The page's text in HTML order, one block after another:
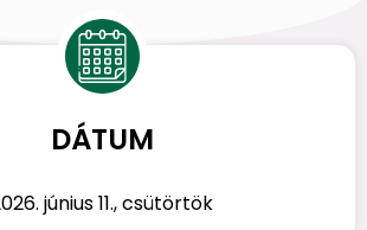
DÁTUM
június 11., csütörtök